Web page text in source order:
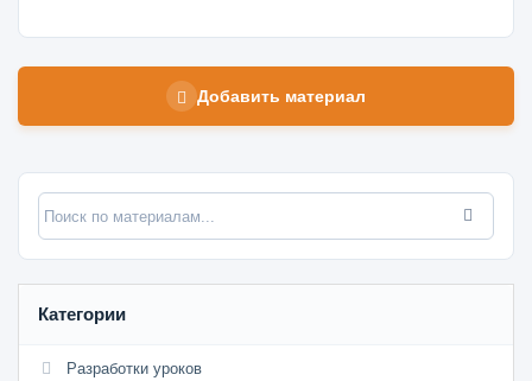
Добавить материал
Категории
Разработки уроков